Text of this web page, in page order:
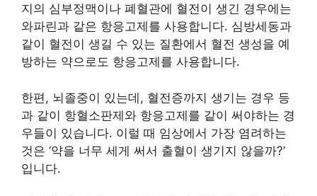
지의 심부정맥이나 폐혈관에 혈전이 생긴 경우에는
와파린과 같은 항응고제를 사용합니다. 심방세동과
같이 혈전이 생길 수 있는 질환에서 혈전 생성을 예
방하는 약으로도 항응고제를 사용합니다.
한편, 뇌졸중이 있는데, 혈전증까지 생기는 경우 등
과 같이 항혈소판제와 항응고제를 같이 써야하는 경
우들이 있습니다. 이럴 때 임상에서 가장 염려하는
것은 ‘약을 너무 세게 써서 출혈이 생기지 않을까?’
입니다.